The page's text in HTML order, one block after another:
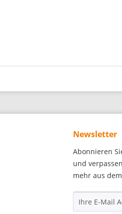
Newsletter
Abonnieren
und
mehr aus